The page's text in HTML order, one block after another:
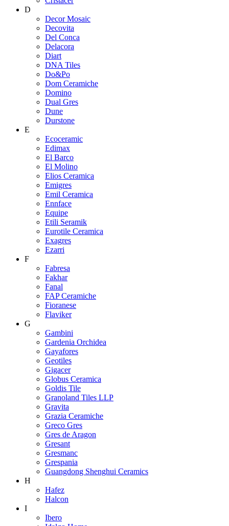
D
Decor Mosaic
Decovita
Del Conca
Delacora
Diart
DNA Tiles
Do&Po
Dom Ceramiche
Domino
Dual Gres
Dune
Durstone
E
Ecoceramic
Edimax
El Barco
El Molino
Elios Ceramica
Emigres
Emil Ceramica
Ennface
Equipe
Etili Seramik
Eurotile Ceramica
Exagres
Ezarri
F
Fabresa
Fakhar
Fanal
FAP Ceramiche
Fioranese
Flaviker
G
Gambini
Gardenia Orchidea
Gayafores
Geotiles
Gigacer
Globus Ceramica
Goldis Tile
Granoland Tiles LLP
Gravita
Grazia Ceramiche
Greco Gres
Gres de Aragon
Gresant
Gresmanc
Grespania
Guangdong Shenghui Ceramics
H
Hafez
Halcon
I
Ibero